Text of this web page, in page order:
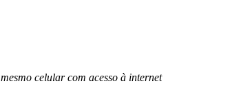
celular com acesso à internet